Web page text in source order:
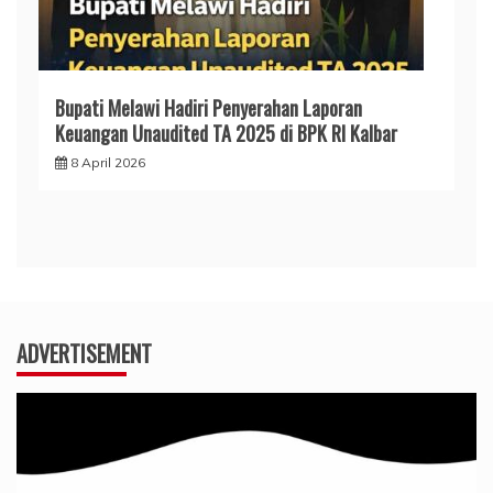
Bupati Melawi Hadiri Penyerahan Laporan
Keuangan Unaudited TA 2025 di BPK RI Kalbar
8 April 2026
ADVERTISEMENT